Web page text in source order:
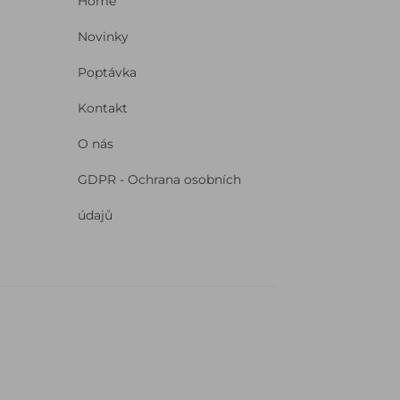
Novinky
Poptávka
Kontakt
O nás
GDPR - Ochrana osobních
údajů